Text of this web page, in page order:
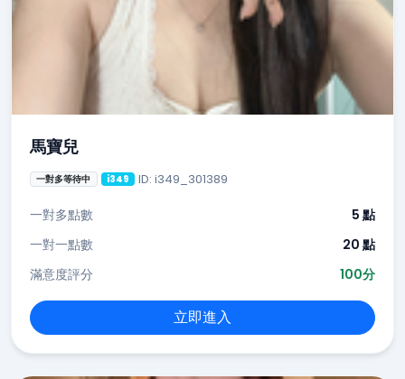
馬寶兒
一對多等待中 i349 ID: i349_301389
一對多點數
5 點
一對一點數
20 點
滿意度評分
100分
立即進入